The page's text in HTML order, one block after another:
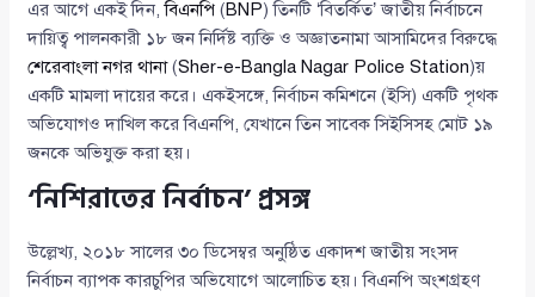
এর আগে একই দিন,বিএনপি (BNP) তিনটি ‘বিতর্কিত’ জাতীয় নির্বাচনে
দায়িত্ব পালনকারী ১৮ জন নির্দিষ্ট ব্যক্তি ও অজ্ঞাতনামা আসামিদের বিরুদ্ধে
শেরেবাংলা নগর থানা(Sher-e-Bangla Nagar Police Station)য়
একটি মামলা দায়ের করে। একইসঙ্গে, নির্বাচন কমিশনে (ইসি) একটি পৃথক
অভিযোগও দাখিল করে বিএনপি, যেখানে তিন সাবেক সিইসিসহ মোট ১৯
জনকে অভিযুক্ত করা হয়।
‘নিশিরাতের নির্বাচন’ প্রসঙ্গ
উল্লেখ্য, ২০১৮ সালের ৩০ ডিসেম্বর অনুষ্ঠিত একাদশ জাতীয় সংসদ
নির্বাচন ব্যাপক কারচুপির অভিযোগে আলোচিত হয়। বিএনপি অংশগ্রহণ